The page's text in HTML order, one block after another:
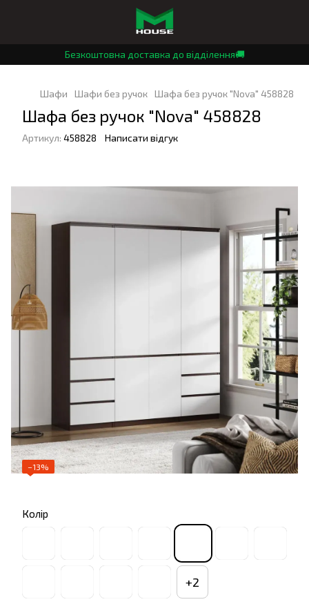
Безкоштовна доставка до відділення🚚
Шафи Шафи без ручок Шафа без ручок "Nova" 458828
Шафа без ручок "Nova" 458828
Артикул: 458828 Написати відгук
−13%
Колір
+2